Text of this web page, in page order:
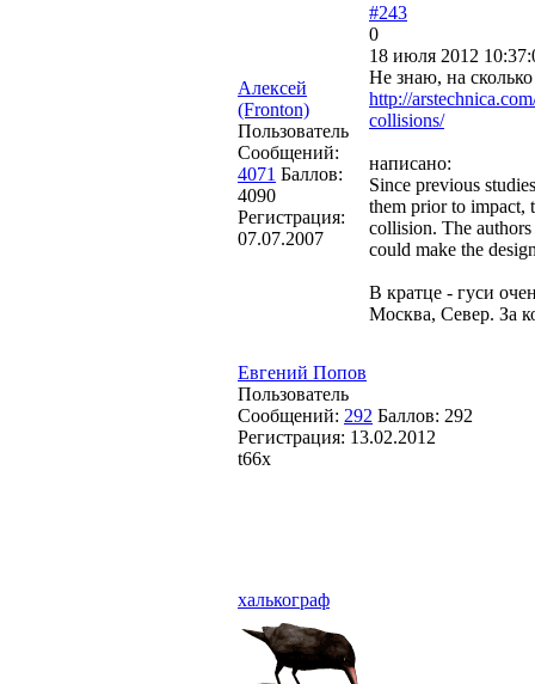
Алексей
(Fronton)
Пользователь
Сообщений:
4071 Баллов:
4090
Регистрация:
07.07.2007
#243
0
18 июля 2012
Не знаю, на
http://
collisions/
написано:
Since previous
them prior to impact,
collision. The
could make the
В кратце - гуси
Москва, Север. За
Евгений Попов
Пользователь
Сообщений: 292 Баллов: 292
Регистрация: 13.02.2012
t66x
халькограф